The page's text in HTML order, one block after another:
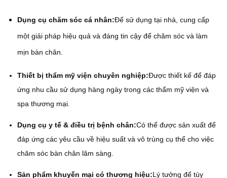
Dụng cụ chăm sóc cá nhân:Để sử dụng tại nhà, cung cấp
một giải pháp hiệu quả và đáng tin cậy để chăm sóc và làm
mịn bàn chân.
Thiết bị thẩm mỹ viện chuyên nghiệp:Được thiết kế để đáp
ứng nhu cầu sử dụng hàng ngày trong các thẩm mỹ viện và
spa thương mại.
Dụng cụ y tế & điều trị bệnh chân:Có thể được sản xuất để
đáp ứng các yêu cầu về hiệu suất và vô trùng cụ thể cho việc
chăm sóc bàn chân lâm sàng.
Sản phẩm khuyến mại có thương hiệu:Lý tưởng để tùy